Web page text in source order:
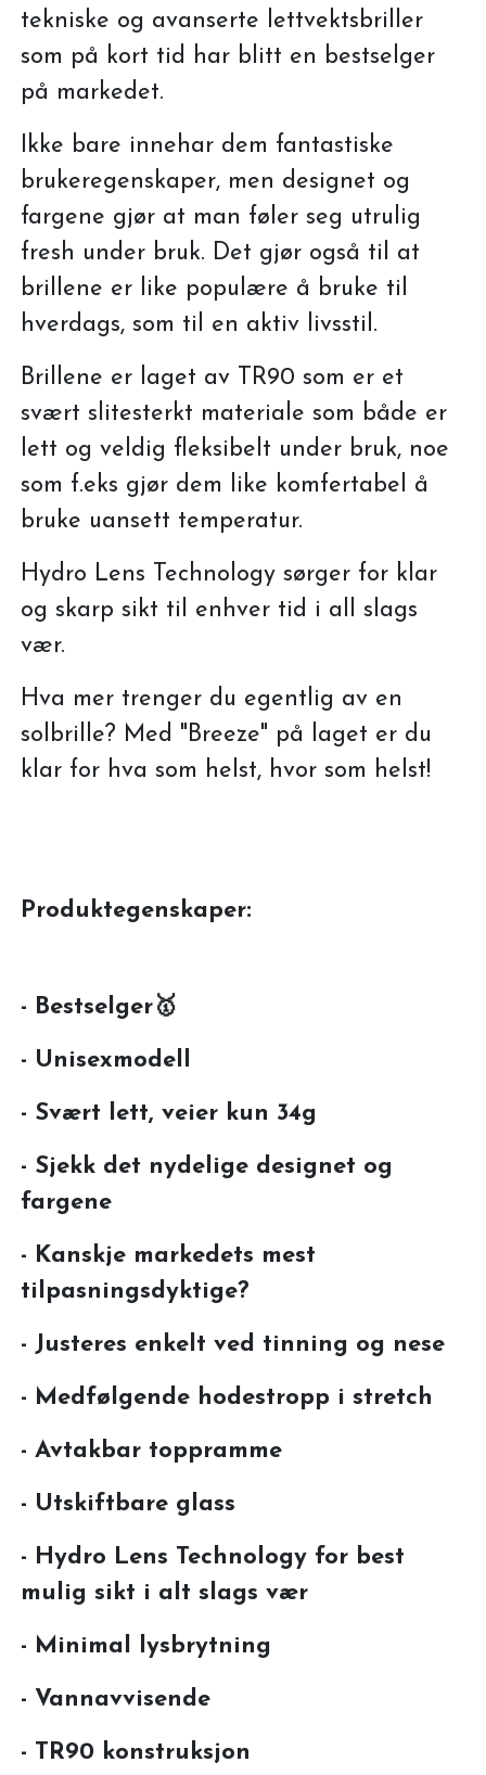
tekniske og avanserte lettvektsbriller
som på kort tid har blitt en bestselger
på markedet.
Ikke bare innehar dem fantastiske
brukeregenskaper, men designet og
fargene gjør at man føler seg utrulig
fresh under bruk. Det gjør også til at
brillene er like populære å bruke til
hverdags, som til en aktiv livsstil.
Brillene er laget av TR90 som er et
svært slitesterkt materiale som både er
lett og veldig fleksibelt under bruk, noe
som f.eks gjør dem like komfertabel å
bruke uansett temperatur.
Hydro Lens Technology sørger for klar
og skarp sikt til enhver tid i all slags
vær.
Hva mer trenger du egentlig av en
solbrille? Med "Breeze" på laget er du
klar for hva som helst, hvor som helst!
Produktegenskaper:
- Bestselger🥇
- Unisexmodell
- Svært lett, veier kun 34g
- Sjekk det nydelige designet og
fargene
- Kanskje markedets mest
tilpasningsdyktige?
- Justeres enkelt ved tinning og nese
- Medfølgende hodestropp i stretch
- Avtakbar toppramme
- Utskiftbare glass
- Hydro Lens Technology for best
mulig sikt i alt slags vær
- Minimal lysbrytning
- Vannavvisende
- TR90 konstruksjon